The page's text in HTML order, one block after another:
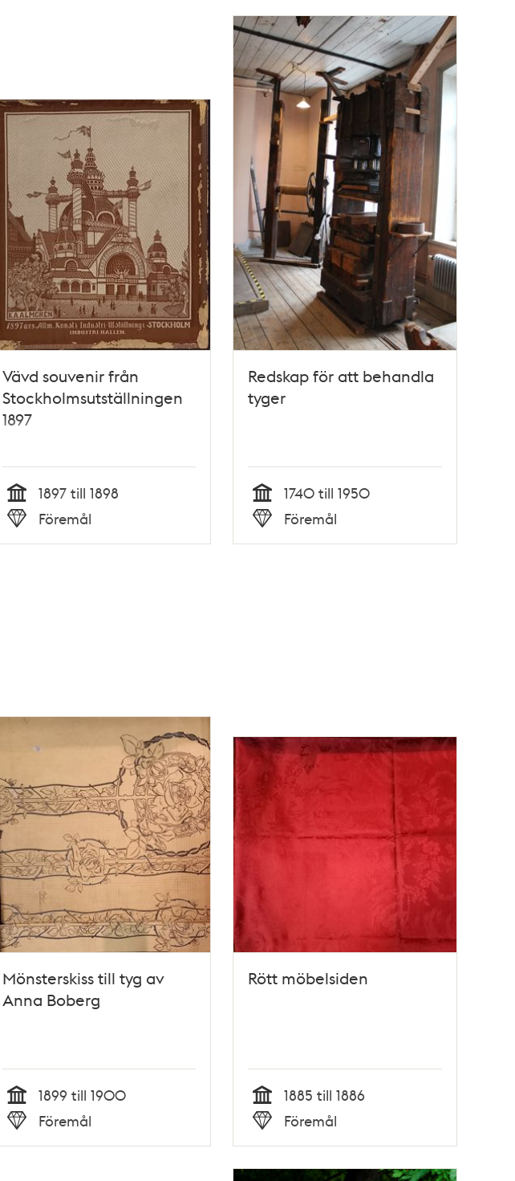
Vävd souvenir från
Stockholmsutställningen
1897
Tid
1897 till 1898
Typ
Föremål
Redskap för att behandla
tyger
Tid
1740 till 1950
Typ
Föremål
Mönsterskiss till tyg av
Anna Boberg
Tid
1899 till 1900
Typ
Föremål
Rött möbelsiden
Tid
1885 till 1886
Typ
Föremål